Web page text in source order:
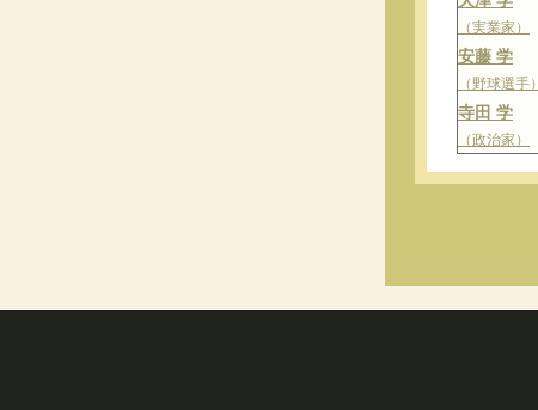
（実業家）
安藤 学
（野球選手）
寺田 学
（政治家）